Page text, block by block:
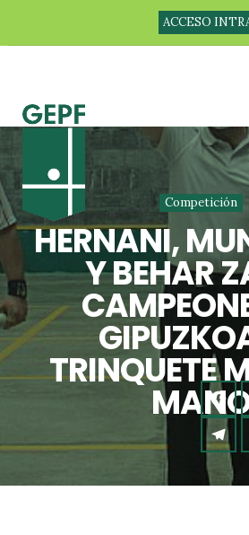
ACCESO
Competición
HERNANI,
Y BEHAR
TRINQUETE